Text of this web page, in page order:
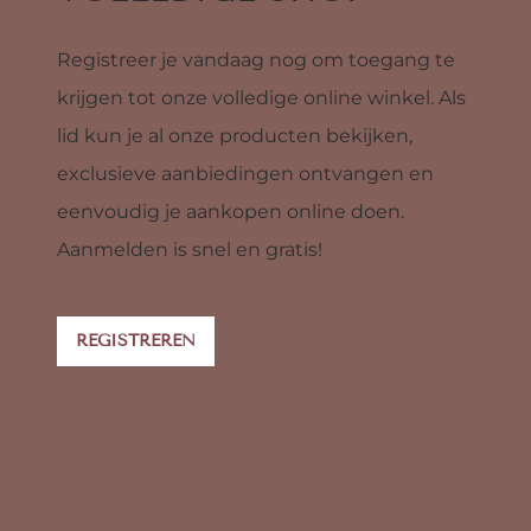
Registreer je vandaag nog om toegang te
krijgen tot onze volledige online winkel. Als
lid kun je al onze producten bekijken,
exclusieve aanbiedingen ontvangen en
eenvoudig je aankopen online doen.
Aanmelden is snel en gratis!
REGISTREREN